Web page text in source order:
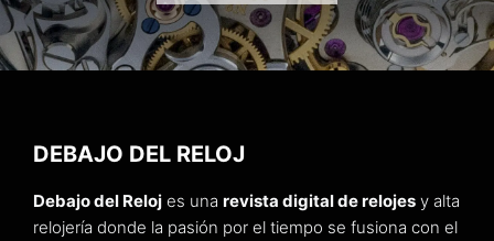
DEBAJO DEL RELOJ
Debajo del Reloj es una revista digital de relojes y alta
relojería donde la pasión por el tiempo se fusiona con el